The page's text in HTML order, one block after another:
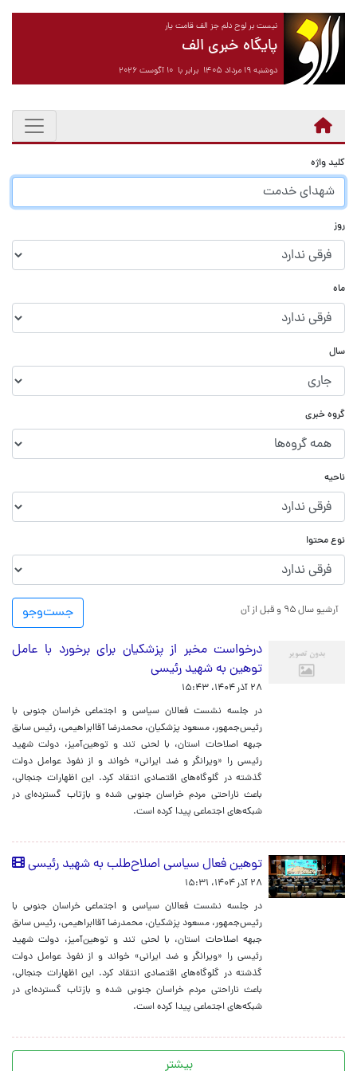
نیست بر لوح دلم جز الف قامت یار
پایگاه خبری الف
دوشنبه ۱۹ مرداد ۱۴۰۵ برابر با ۱۰ آگوست ۲۰۲۶
کلید واژه
روز
ماه
سال
گروه خبری
ناحیه
نوع محتوا
جست‌و‌جو آرشیو سال ۹۵ و قبل از آن
درخواست مخبر از پزشکیان برای برخورد با عامل
توهین به شهید رئیسی
۲۸ آذر ۱۴۰۴، ۱۵:۴۳
در جلسه نشست فعالان سیاسی و اجتماعی خراسان جنوبی با
رئیس‌جمهور، مسعود پزشکیان، محمدرضا آقاابراهیمی، رئیس سابق
جبهه اصلاحات استان، با لحنی تند و توهین‌آمیز، دولت شهید
رئیسی را «ویرانگر و ضد ایرانی» خواند و از نفوذ عوامل دولت
گذشته در گلوگاه‌های اقتصادی انتقاد کرد. این اظهارات جنجالی،
باعث ناراحتی مردم خراسان جنوبی شده و بازتاب گسترده‌ای در
شبکه‌های اجتماعی پیدا کرده است.
توهین فعال سیاسی اصلاح‌طلب به شهید رئیسی
۲۸ آذر ۱۴۰۴، ۱۵:۳۱
در جلسه نشست فعالان سیاسی و اجتماعی خراسان جنوبی با
رئیس‌جمهور، مسعود پزشکیان، محمدرضا آقاابراهیمی، رئیس سابق
جبهه اصلاحات استان، با لحنی تند و توهین‌آمیز، دولت شهید
رئیسی را «ویرانگر و ضد ایرانی» خواند و از نفوذ عوامل دولت
گذشته در گلوگاه‌های اقتصادی انتقاد کرد. این اظهارات جنجالی،
باعث ناراحتی مردم خراسان جنوبی شده و بازتاب گسترده‌ای در
شبکه‌های اجتماعی پیدا کرده است.
بیشتر